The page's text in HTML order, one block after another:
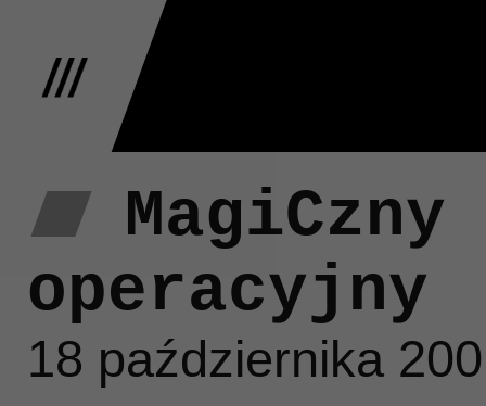
MagiCzny
operacyjny
18 października